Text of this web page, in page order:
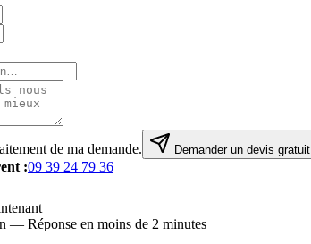
de ma demande.
Demander un devis gratuit
:09 39 24 79 36
— Réponse en moins de 2 minutes